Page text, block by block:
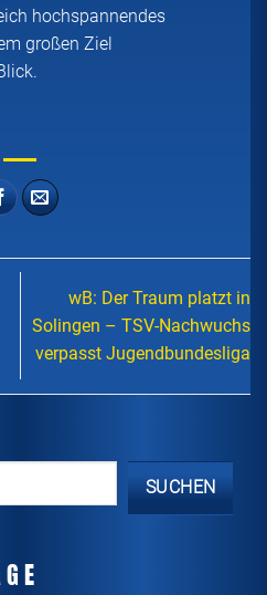
hochspannendes
großen Ziel
wB: Der Traum platzt in
Solingen – TSV-Nachwuchs
verpasst Jugendbundesliga
SUCHEN